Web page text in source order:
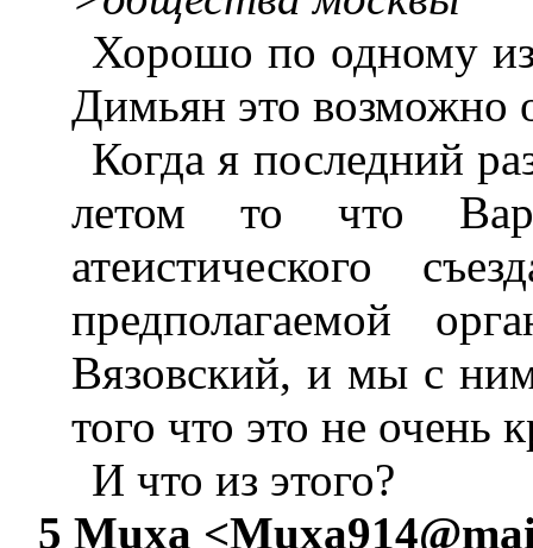
Хорошо по одному из
Димьян это возможно
Когда я последний
летом то что
атеистического
предполагаемой
Вязовский, и мы с
того что это не очень
И что из этого?
5 Muxa <